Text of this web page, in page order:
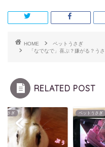
HOME
ペットうさぎ
「なでなで」喜ぶ？嫌がる？う
RELATED POST
うさぎ ペットうさぎ